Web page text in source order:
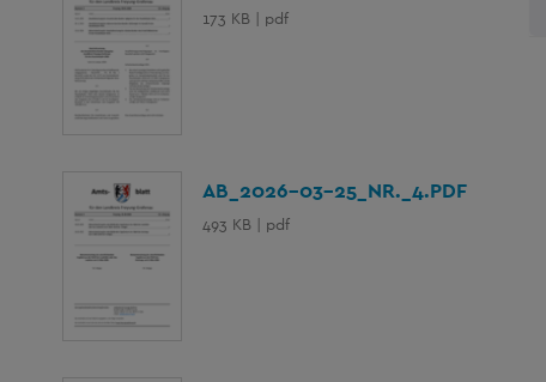
173 KB | pdf
AB_2026-03-25_NR._4.PDF
493 KB | pdf